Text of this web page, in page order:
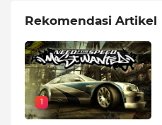
Rekomendasi Artikel
1